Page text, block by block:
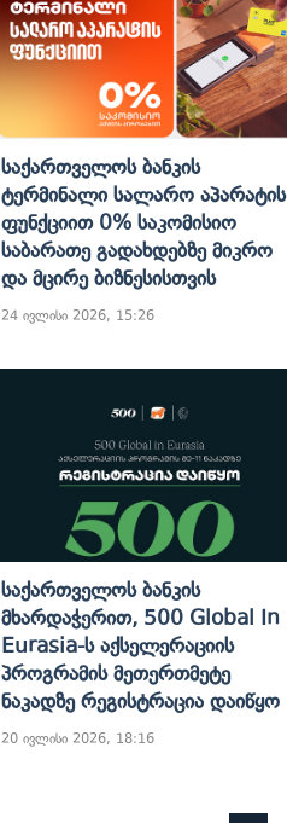
Საქართველოს Ბანკის
Ტერმინალი Სალარო Აპარატის
Ფუნქციით 0% Საკომისიო
Საბარათე Გადახდებზე Მიკრო
Და Მცირე Ბიზნესისთვის
24 ივლისი 2026, 15:26
Საქართველოს Ბანკის
Მხარდაჭერით, 500 Global In
Eurasia-Ს Აქსელერაციის
Პროგრამის Მეთერთმეტე
Ნაკადზე Რეგისტრაცია Დაიწყო
20 ივლისი 2026, 18:16